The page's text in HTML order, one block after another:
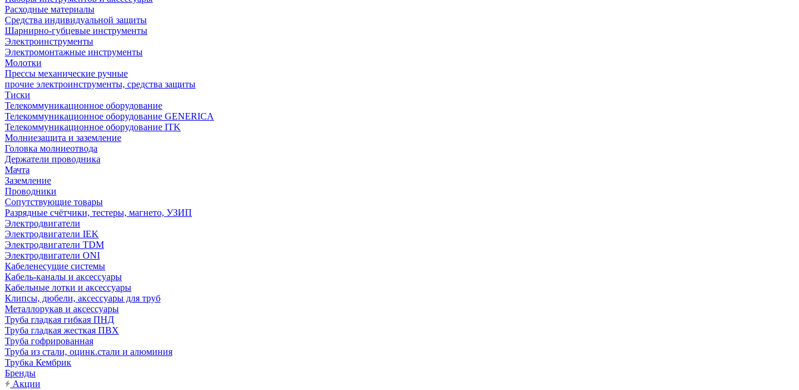
Расходные материалы
Средства индивидуальной защиты
Шарнирно-губцевые инструменты
Электроинструменты
Электромонтажные инструменты
Молотки
Прессы механические ручные
прочие электроинструменты, средства защиты
Тиски
Телекоммуникационное оборудование
Телекоммуникационное оборудование GENERICA
Телекоммуникационное оборудование ITK
Молниезащита и заземление
Головка молниеотвода
Держатели проводника
Мачта
Заземление
Проводники
Сопутствующие товары
Разрядные счётчики, тестеры, магнето, УЗИП
Электродвигатели
Электродвигатели IEK
Электродвигатели TDM
Электродвигатели ONI
Кабеленесущие системы
Кабель-каналы и аксессуары
Кабельные лотки и аксессуары
Клипсы, дюбели, аксессуары для труб
Металлорукав и аксессуары
Труба гладкая гибкая ПНД
Труба гладкая жесткая ПВХ
Труба гофрированная
Труба из стали, оцинк.стали и алюминия
Трубка Кембрик
Бренды
Акции